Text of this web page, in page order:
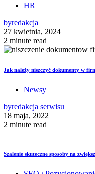
HR
byredakcja
27 kwietnia, 2024
2 minute read
Jak należy niszczyć dokumenty w
Newsy
byredakcja serwisu
18 maja, 2022
2 minute read
Szalenie skuteczne sposoby na